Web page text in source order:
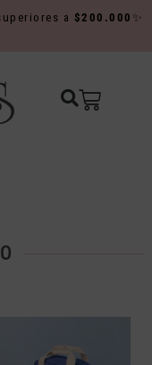
a $200.000 ✨